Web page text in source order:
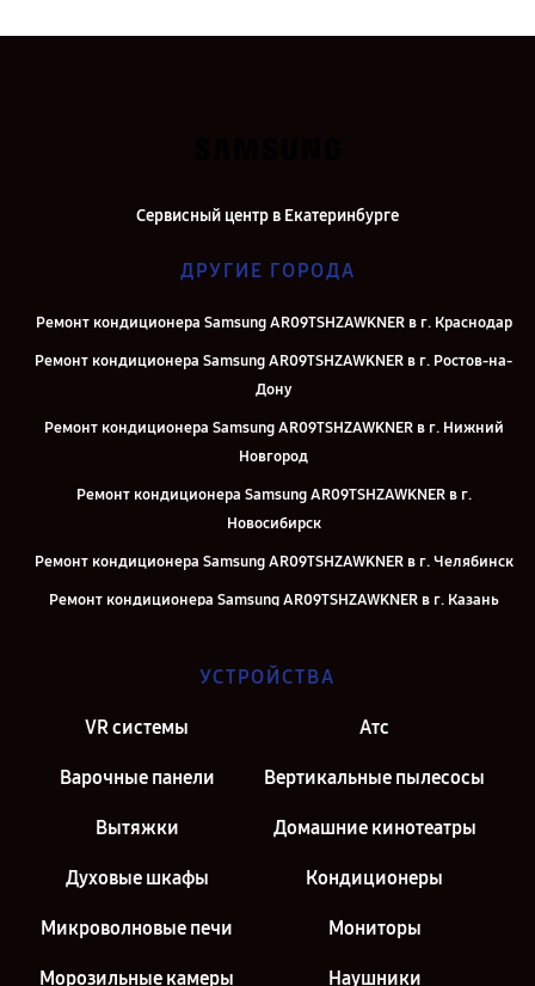
Сервисный центр в Екатеринбурге
ДРУГИЕ ГОРОДА
Ремонт кондиционера Samsung AR09TSHZAWKNER в г. Краснодар
Ремонт кондиционера Samsung AR09TSHZAWKNER в г. Ростов-на-
Дону
Ремонт кондиционера Samsung AR09TSHZAWKNER в г. Нижний
Новгород
Ремонт кондиционера Samsung AR09TSHZAWKNER в г.
Новосибирск
Ремонт кондиционера Samsung AR09TSHZAWKNER в г. Челябинск
Ремонт кондиционера Samsung AR09TSHZAWKNER в г. Казань
Ремонт кондиционера Samsung AR09TSHZAWKNER в г. Санкт-
УСТРОЙСТВА
VR системы Атс
Варочные панели Вертикальные пылесосы
Вытяжки Домашние кинотеатры
Духовые шкафы Кондиционеры
Микроволновые печи Мониторы
Морозильные камеры Наушники